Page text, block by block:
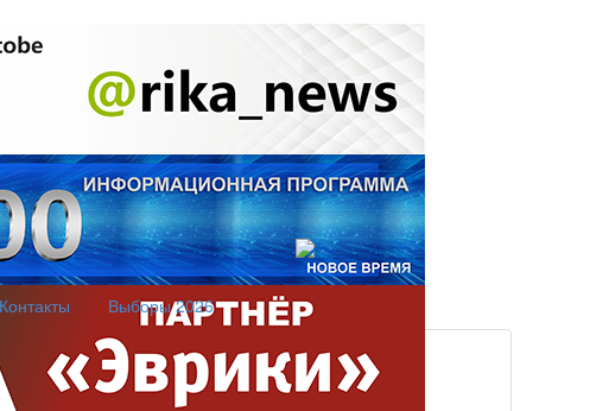
Контакты Выборы 2026